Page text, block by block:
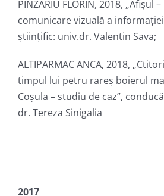
PÎNZARIU FLORIN, 2018, „Afișul
comunicare vizuală a
ştiinţific: univ.dr. Valentin Sava;
ALTIPARMAC ANCA, 2018,
timpul lui petru rareș boierul
Coșula – studiu de caz”,
dr. Tereza Sinigalia
2017